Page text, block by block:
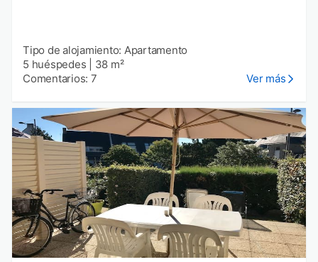
Tipo de alojamiento: Apartamento
5 huéspedes
38 m²
Comentarios: 7
Ver más